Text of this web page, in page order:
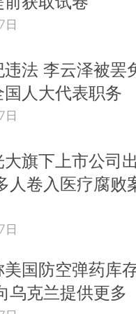
日
违法 李云泽被罢
人大代表职务
日
大旗下上市公司
人卷入医疗腐败
日
国防空弹药库
乌克兰提供更多